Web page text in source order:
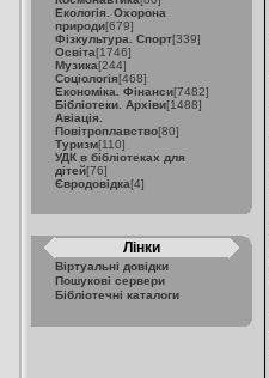
Екологія. Охорона
природи[679]
Фізкультура. Спорт[339]
Освіта[1746]
Музика[244]
Соціологія[468]
Економіка. Фінанси[7482]
Бібліотеки. Архіви[1488]
Авіація.
Повітроплавство[80]
Туризм[110]
УДК в бібліотеках для
дітей[76]
Євродовідка[4]
Лінки
Віртуальні довідки
Пошукові сервери
Бібліотечні каталоги